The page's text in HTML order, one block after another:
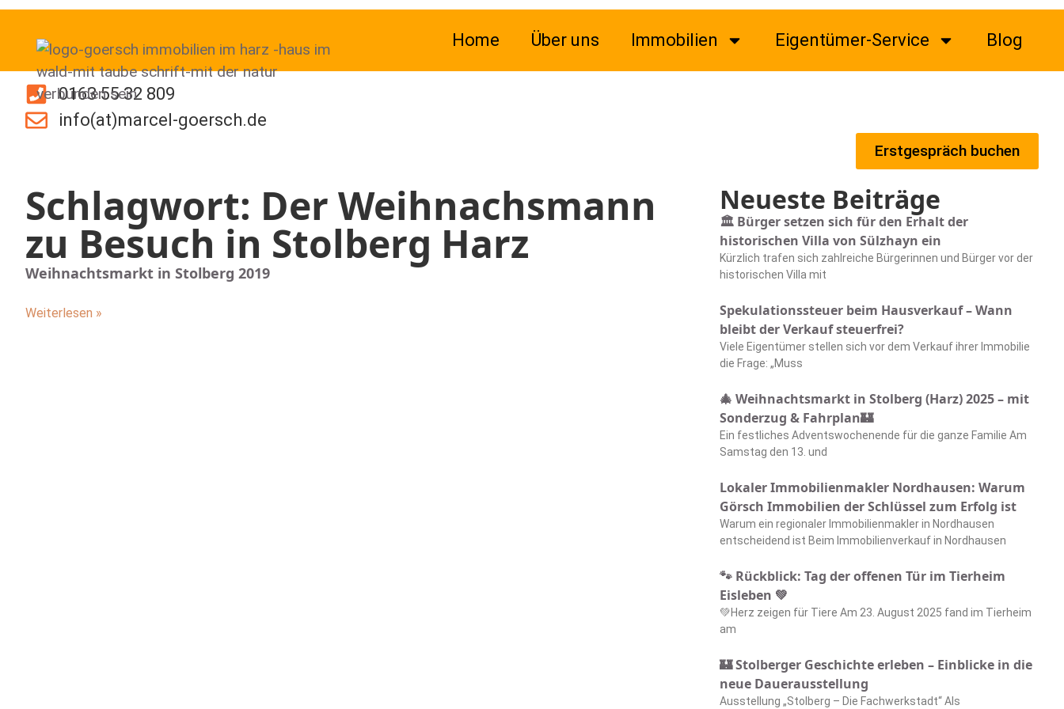
Home Über uns Immobilien Eigentümer-Service Blog
0163 55 32 809
info(at)marcel-goersch.de
Erstgespräch buchen
Schlagwort: Der Weihnachsmann
zu Besuch in Stolberg Harz
Weihnachtsmarkt in Stolberg 2019
Weiterlesen »
Neueste Beiträge
🏛️ Bürger setzen sich für den Erhalt der
historischen Villa von Sülzhayn ein
Kürzlich trafen sich zahlreiche Bürgerinnen und Bürger vor der
historischen Villa mit
Spekulationssteuer beim Hausverkauf – Wann
bleibt der Verkauf steuerfrei?
Viele Eigentümer stellen sich vor dem Verkauf ihrer Immobilie
die Frage: „Muss
🎄 Weihnachtsmarkt in Stolberg (Harz) 2025 – mit
Sonderzug & Fahrplan🏰
Ein festliches Adventswochenende für die ganze Familie Am
Samstag den 13. und
Lokaler Immobilienmakler Nordhausen: Warum
Görsch Immobilien der Schlüssel zum Erfolg ist
Warum ein regionaler Immobilienmakler in Nordhausen
entscheidend ist Beim Immobilienverkauf in Nordhausen
🐾 Rückblick: Tag der offenen Tür im Tierheim
Eisleben 💚
💚Herz zeigen für Tiere Am 23. August 2025 fand im Tierheim
am
🏰 Stolberger Geschichte erleben – Einblicke in die
neue Dauerausstellung
Ausstellung „Stolberg – Die Fachwerkstadt“ Als